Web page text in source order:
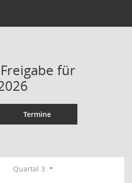
für
Termine
Quartal 3